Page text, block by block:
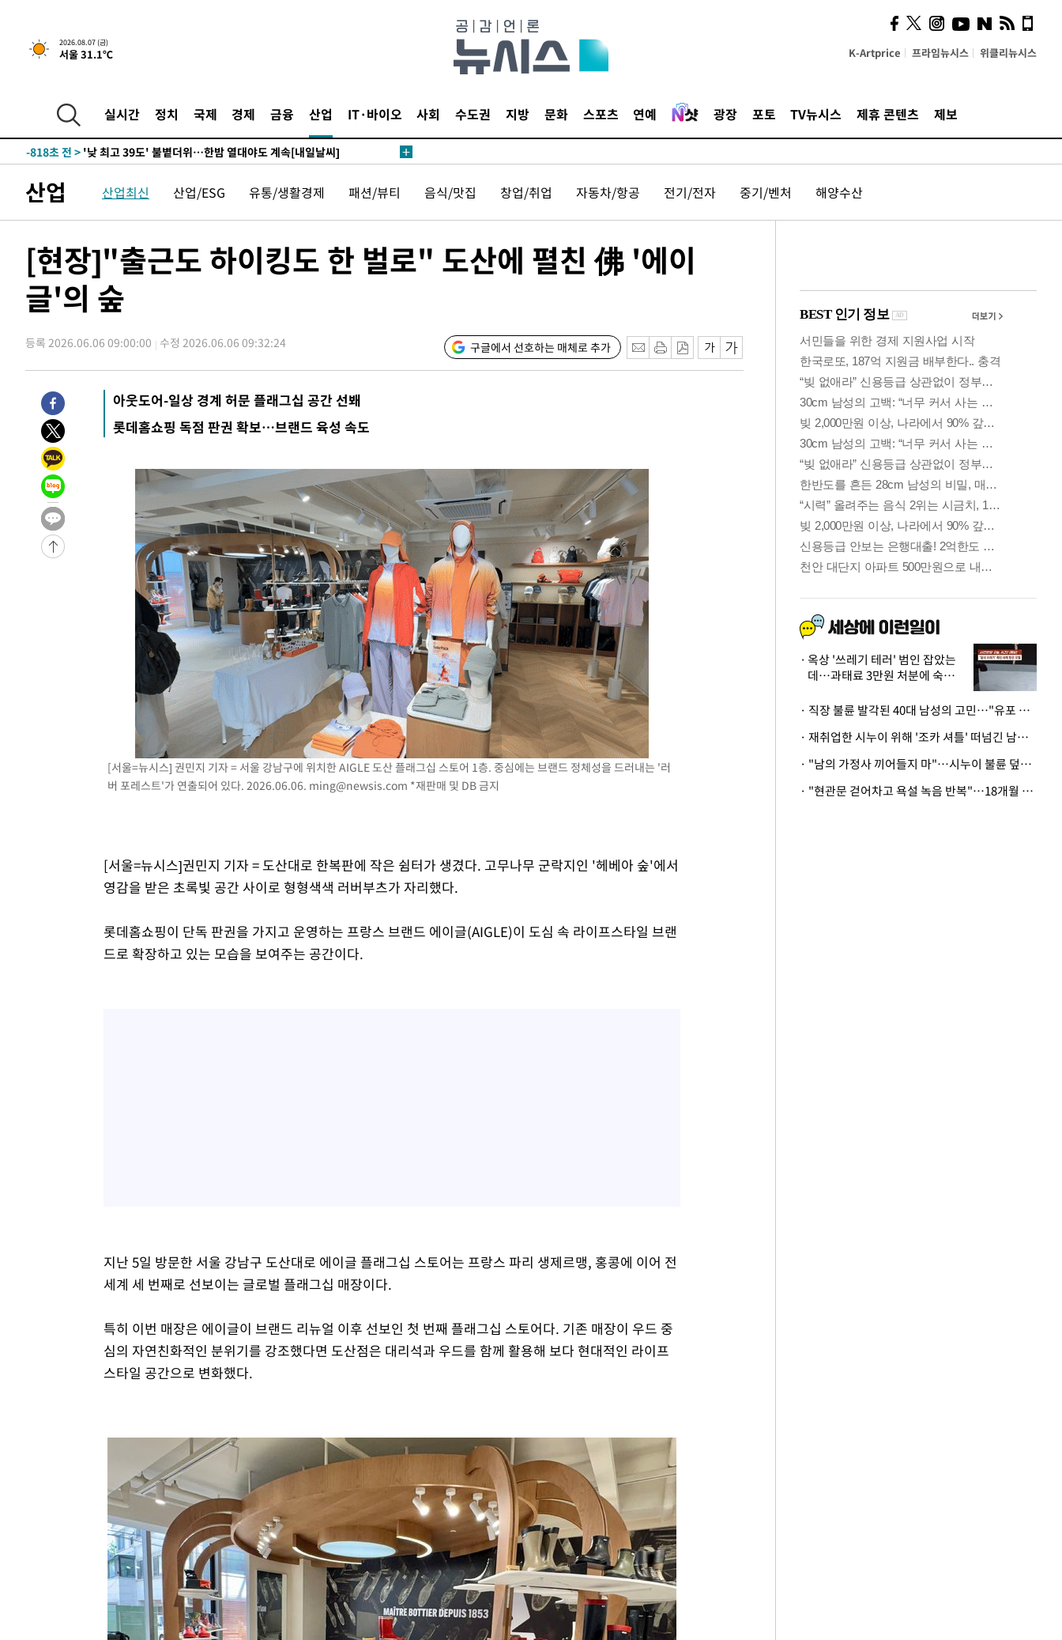
2026.08.07 (금)
서울 31.1℃ K-Artprice 프라임뉴시스 위클리뉴시스
실시간 정치 국제 경제 금융 산업 IT·바이오 사회 수도권 지방 문화 스포츠 연예 광장 포토 TV뉴시스 제휴 콘텐츠 제보
-18242초 전 >경찰, '홍명보는 2순위' 결론냈던 스포츠윤리센터도 압수수색
-3838초 전 >[속보]합참 "北 발사체는 단거리탄도미사일…감시·경계태세 강화"
-2016초 전 >
[속보] SKT, 에이닷 서비스 장애 발생…"원인 파악 중"
-1422초 전 >
-818초 전 > '낮 최고 39도' 불볕더위…한밤 열대야도 계속[내일날씨]
-439초 전 >
"韓 외환시장 개입 관측 배경엔 美의 대한국 무역적자 있어"
-266초 전 >'월드컵 탈락 후폭풍' 축구협회…초유의 압수수색에 '충격·당황'
5분 전 > [속보]종합특검, 대검 추가 압수수색…내란 중요임무종사 혐의
1시간 전 >[속보]코스닥, 800p 회복…0.26% 오른 801.67 마감
1시간 전 >[속보]코스피, 301.88포인트(4.58%) 내린 6296.38 마감
1시간 전 >"여기 떨어졌다"…다누리, 스페이스X 로켓 달 충돌 흔적 포착
2시간 전 >손흥민, 5경기 연속골 실패…LAFC는 승부차기 끝 과달라하라 격파
4시간 전 >
내일까지 39도 '펄펄'…기상청 "태풍 지나며 폭염 잠시 꺾인다"
-21348초 전 >
'월드컵 탈락 후폭풍' 축구협회…11시간 걸린 초유의 압수수색(종
-20784초 전 >
[속보] 뉴욕증시, 혼조 출발…나스닥 0.3%↓, 다우 0.14%↑
-19577초 전 >
-18262초 전 >
경찰, '홍명보는 2순위' 결론냈던 스포츠윤리센터도 압수수색
-3858초 전 >
[속보]합참 "北 발사체는 단거리탄도미사일…감시·경계태세 강화"
-3606초 전 >
日방위성, 北이 동해로 쏜 발사체는 탄도미사일 가능성
-2036초 전 >
[속보] SKT, 에이닷 서비스 장애 발생…"원인 파악 중"
[속보]합참 "북, 동해상으로 미상 발사체 발사"
'낮 최고 39도' 불볕더위…한밤 열대야도 계속[내일날씨]
[속보]7~9일 프로야구 3연전도 폭염 취소…11일 재개
"韓 외환시장 개입 관측 배경엔 美의 대한국 무역적자 있어"
'월드컵 탈락 후폭풍' 축구협회…초유의 압수수색에 '충격·당황'
서울 낮 37.9도, 올여름 최고치 경신…영등포 순간 '40도'
[속보]종합특검, 대검 추가 압수수색…내란 중요임무종사 혐의
[속보]코스닥, 800p 회복…0.26% 오른 801.67 마감
[속보]코스피, 301.88포인트(4.58%) 내린 6296.38 마감
[속보]원·달러 환율, 0.7원 내린 1423.8원 마감
"여기 떨어졌다"…다누리, 스페이스X 로켓 달 충돌 흔적 포착
산업 산업최신 산업/ESG 유통/생활경제 패션/뷰티 음식/맛집 창업/취업 자동차/항공 전기/전자 중기/벤처 해양수산
[현장]"출근도 하이킹도 한 벌로" 도산에 펼친 佛 '에이
글'의 숲
등록 2026.06.06 09:00:00 수정 2026.06.06 09:32:24 구글에서 선호하는 매체로 추가
아웃도어-일상 경계 허문 플래그십 공간 선봬
롯데홈쇼핑 독점 판권 확보…브랜드 육성 속도
[서울=뉴시스] 권민지 기자 = 서울 강남구에 위치한 AIGLE 도산 플래그십 스토어 1층. 중심에는 브랜드 정체성을 드러내는 '러
버 포레스트'가 연출되어 있다. 2026.06.06. ming@newsis.com *재판매 및 DB 금지
[서울=뉴시스]권민지 기자 = 도산대로 한복판에 작은 쉼터가 생겼다. 고무나무 군락지인 '헤베아 숲'에서
영감을 받은 초록빛 공간 사이로 형형색색 러버부츠가 자리했다.
롯데홈쇼핑이 단독 판권을 가지고 운영하는 프랑스 브랜드 에이글(AIGLE)이 도심 속 라이프스타일 브랜
드로 확장하고 있는 모습을 보여주는 공간이다.
지난 5일 방문한 서울 강남구 도산대로 에이글 플래그십 스토어는 프랑스 파리 생제르맹, 홍콩에 이어 전
세계 세 번째로 선보이는 글로벌 플래그십 매장이다.
특히 이번 매장은 에이글이 브랜드 리뉴얼 이후 선보인 첫 번째 플래그십 스토어다. 기존 매장이 우드 중
심의 자연친화적인 분위기를 강조했다면 도산점은 대리석과 우드를 함께 활용해 보다 현대적인 라이프
스타일 공간으로 변화했다.
의견, 국토부·LH에 충실히
전달할 것"
옥상 '쓰레기 테러' 범인 잡았는
데…과태료 3만원 처분에 숙박업
· 직장 불륜 발각된 40대 남성의 고민…"유포 동료 명예훼손·협박죄 고소 가능할까"
· 재취업한 시누이 위해 '조카 셔틀' 떠넘긴 남편…아내 "난 못한다"
· "남의 가정사 끼어들지 마"…시누이 불륜 덮으려는 남편에 억울한 아내
· "현관문 걷어차고 욕설 녹음 반복"…18개월 아기 키우는 집 뒤흔든 '앞집의 비극'